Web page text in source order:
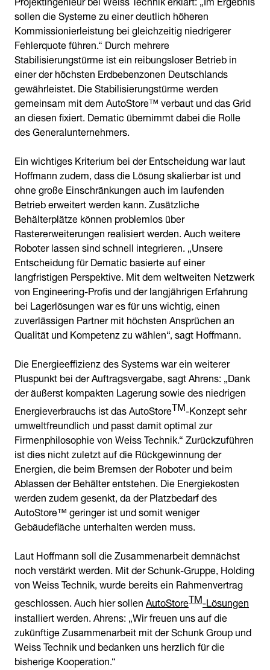
sollen die Systeme zu einer deutlich höheren
Kommissionierleistung bei gleichzeitig niedrigerer
Fehlerquote führen.“ Durch mehrere
Stabilisierungstürme ist ein reibungsloser Betrieb in
einer der höchsten Erdbebenzonen Deutschlands
gewährleistet. Die Stabilisierungstürme werden
gemeinsam mit dem AutoStore™ verbaut und das Grid
an diesen fixiert. Dematic übernimmt dabei die Rolle
des Generalunternehmers.
Ein wichtiges Kriterium bei der Entscheidung war laut
Hoffmann zudem, dass die Lösung skalierbar ist und
ohne große Einschränkungen auch im laufenden
Betrieb erweitert werden kann. Zusätzliche
Behälterplätze können problemlos über
Rastererweiterungen realisiert werden. Auch weitere
Roboter lassen sind schnell integrieren. „Unsere
Entscheidung für Dematic basierte auf einer
langfristigen Perspektive. Mit dem weltweiten Netzwerk
von Engineering-Profis und der langjährigen Erfahrung
bei Lagerlösungen war es für uns wichtig, einen
zuverlässigen Partner mit höchsten Ansprüchen an
Qualität und Kompetenz zu wählen“, sagt Hoffmann.
Die Energieeffizienz des Systems war ein weiterer
Pluspunkt bei der Auftragsvergabe, sagt Ahrens: „Dank
der äußerst kompakten Lagerung sowie des niedrigen
Energieverbrauchs ist das AutoStoreTM-Konzept sehr
umweltfreundlich und passt damit optimal zur
Firmenphilosophie von Weiss Technik.“ Zurückzuführen
ist dies nicht zuletzt auf die Rückgewinnung der
Energien, die beim Bremsen der Roboter und beim
Ablassen der Behälter entstehen. Die Energiekosten
werden zudem gesenkt, da der Platzbedarf des
AutoStore™ geringer ist und somit weniger
Gebäudefläche unterhalten werden muss.
Laut Hoffmann soll die Zusammenarbeit demnächst
noch verstärkt werden. Mit der Schunk-Gruppe, Holding
von Weiss Technik, wurde bereits ein Rahmenvertrag
geschlossen. Auch hier sollenAutoStoreTM-Lösungen
installiert werden. Ahrens: „Wir freuen uns auf die
zukünftige Zusammenarbeit mit der Schunk Group und
Weiss Technik und bedanken uns herzlich für die
bisherige Kooperation.“